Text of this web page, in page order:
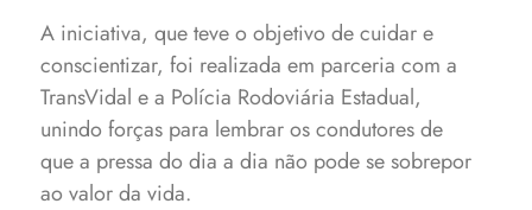
A iniciativa, que teve o objetivo de cuidar e
conscientizar, foi realizada em parceria com a
TransVidal e a Polícia Rodoviária Estadual,
unindo forças para lembrar os condutores de
que a pressa do dia a dia não pode se sobrepor
ao valor da vida.